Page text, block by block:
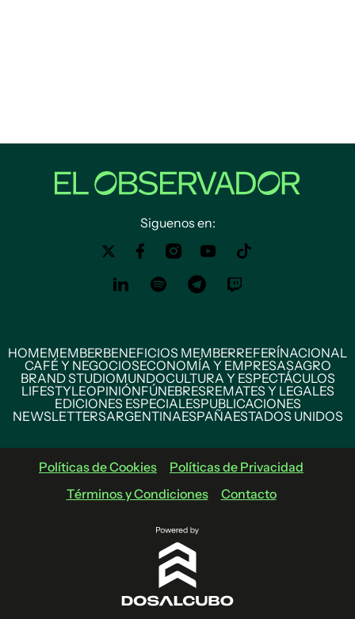
Siguenos en:
HOMEMEMBERBENEFICIOS MEMBERREFERÍNACIONAL
CAFÉ Y NEGOCIOSECONOMÍA Y EMPRESASAGRO
BRAND STUDIOMUNDOCULTURA Y ESPECTÁCULOS
LIFESTYLEOPINIÓNFÚNEBRESREMATES Y LEGALES
EDICIONES ESPECIALESPUBLICACIONES
NEWSLETTERSARGENTINAESPAÑAESTADOS UNIDOS
Políticas de Cookies
Políticas de Privacidad
Términos y Condiciones
Contacto